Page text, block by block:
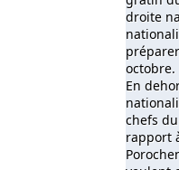
droite
octobre.
En
chefs du
rapport